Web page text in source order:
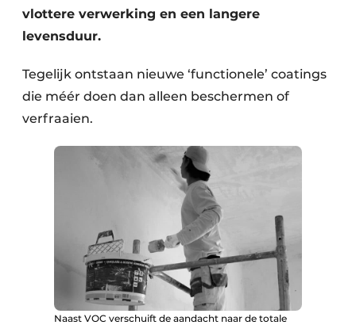
vlottere verwerking en een langere
levensduur.
Tegelijk ontstaan nieuwe ‘functionele’ coatings
die méér doen dan alleen beschermen of
verfraaien.
Naast VOC verschuift de aandacht naar de totale